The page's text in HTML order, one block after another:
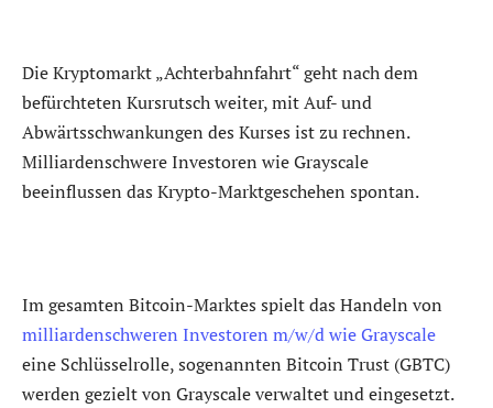
Die Kryptomarkt „Achterbahnfahrt“ geht nach dem
befürchteten Kursrutsch weiter, mit Auf- und
Abwärtsschwankungen des Kurses ist zu rechnen.
Milliardenschwere Investoren wie Grayscale
beeinflussen das Krypto-Marktgeschehen spontan.
Im gesamten Bitcoin-Marktes spielt das Handeln von
milliardenschweren Investoren m/w/d wie Grayscale
eine Schlüsselrolle, sogenannten Bitcoin Trust (GBTC)
werden gezielt von Grayscale verwaltet und eingesetzt.